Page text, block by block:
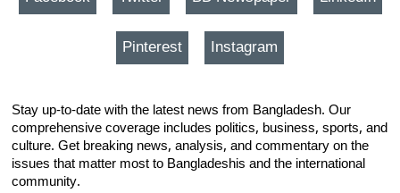
Pinterest Instagram
Stay up-to-date with the latest news from Bangladesh. Our
comprehensive coverage includes politics, business, sports, and
culture. Get breaking news, analysis, and commentary on the
issues that matter most to Bangladeshis and the international
community.